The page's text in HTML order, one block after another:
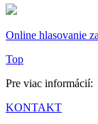
Online hlasovanie
Top
Pre viac informácií:
KONTAKT